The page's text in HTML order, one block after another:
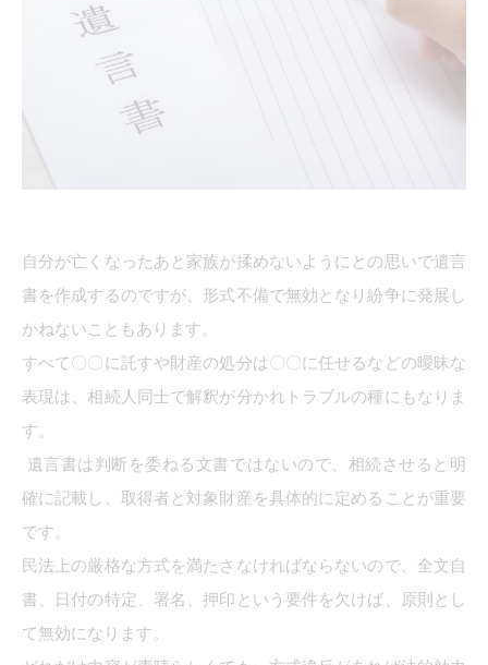
自分が亡くなったあと家族が揉めないようにとの思いで遺言
書を作成するのですが、形式不備で無効となり紛争に発展し
かねないこともあります。
すべて〇〇に託すや財産の処分は〇〇に任せるなどの曖昧な
表現は、相続人同士で解釈が分かれトラブルの種にもなりま
す。
遺言書は判断を委ねる文書ではないので、相続させると明
確に記載し、取得者と対象財産を具体的に定めることが重要
です。
民法上の厳格な方式を満たさなければならないので、全文自
書、日付の特定、署名、押印という要件を欠けば、原則とし
て無効になります。